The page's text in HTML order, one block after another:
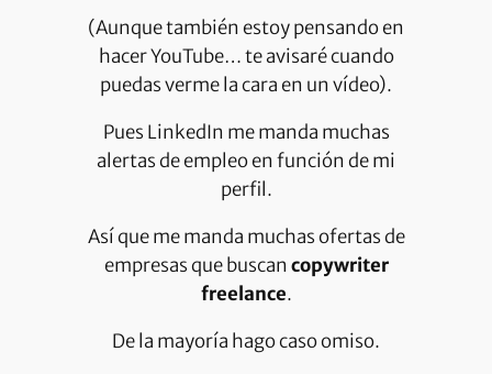
(Aunque también estoy pensando en
hacer YouTube… te avisaré cuando
puedas verme la cara en un vídeo).
Pues LinkedIn me manda muchas
alertas de empleo en función de mi
perfil.
Así que me manda muchas ofertas de
empresas que buscan copywriter
freelance.
De la mayoría hago caso omiso.